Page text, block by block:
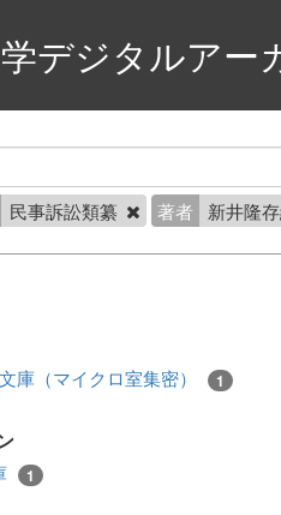
デジタルアー
民事訴訟類纂 著者 新井隆
庫（マイクロ室集密） 1
1